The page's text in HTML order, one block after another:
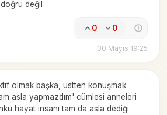
değil
0 0
30 Mayıs 19:25
olmak başka, üstten konuşmak
asla yapmazdım' cümlesi anneleri
hayat insanı tam da asla dediği